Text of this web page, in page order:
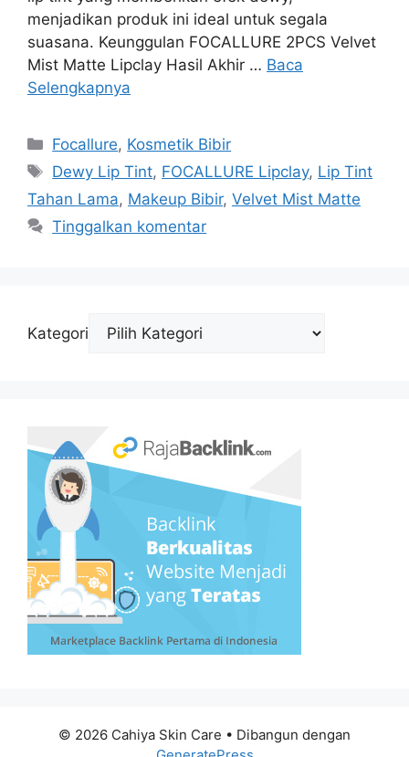
menjadikan produk ini ideal untuk segala
suasana. Keunggulan FOCALLURE 2PCS Velvet
Mist Matte Lipclay Hasil Akhir … Baca
Selengkapnya
Kategori
Focallure, Kosmetik Bibir
Tag
Dewy Lip Tint, FOCALLURE Lipclay, Lip Tint
Tahan Lama, Makeup Bibir, Velvet Mist Matte
Tinggalkan komentar
Kategori
© 2026 Cahiya Skin Care • Dibangun dengan